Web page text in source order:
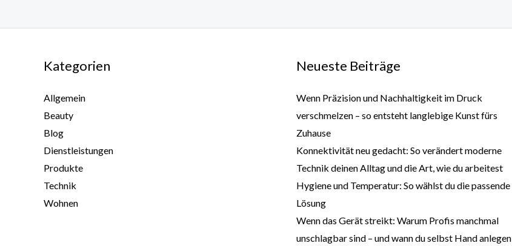
Kategorien
Allgemein
Beauty
Blog
Dienstleistungen
Produkte
Technik
Wohnen
Neueste Beiträge
Wenn Präzision und Nachhaltigkeit im Druck
verschmelzen – so entsteht langlebige Kunst fürs
Zuhause
Konnektivität neu gedacht: So verändert moderne
Technik deinen Alltag und die Art, wie du arbeitest
Hygiene und Temperatur: So wählst du die passende
Lösung
Wenn das Gerät streikt: Warum Profis manchmal
unschlagbar sind – und wann du selbst Hand anlegen